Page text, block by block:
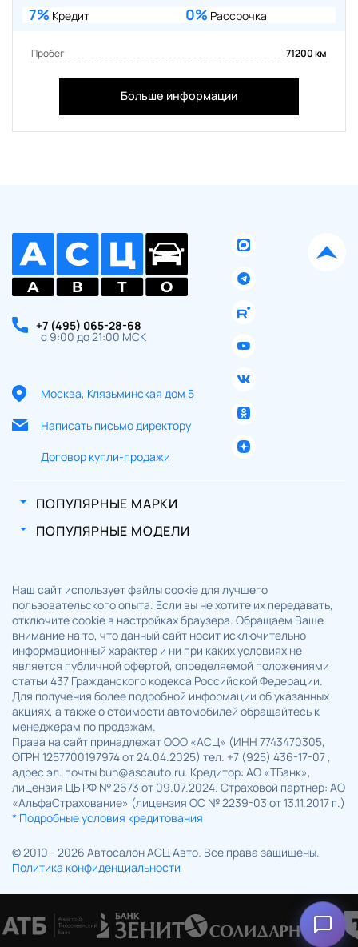
7% Кредит 0% Рассрочка
Пробег 71200 км
Больше информации
+7 (495) 065-28-68
с 9:00 до 21:00 МСК
Москва, Клязьминская дом 5
Написать письмо директору
Договор купли-продажи
ПОПУЛЯРНЫЕ МАРКИ
ПОПУЛЯРНЫЕ МОДЕЛИ
Наш сайт использует файлы cookie для лучшего
пользовательского опыта. Если вы не хотите их передавать,
отключите cookie в настройках браузера. Обращаем Ваше
внимание на то, что данный сайт носит исключительно
информационный характер и ни при каких условиях не
является публичной офертой, определяемой положениями
статьи 437 Гражданского кодекса Российской Федерации.
Для получения более подробной информации об указанных
акциях, а также о стоимости автомобилей обращайтесь к
менеджерам по продажам.
Права на сайт принадлежат ООО «АСЦ» (ИНН 7743470305,
ОГРН 1257700197974 от 24.04.2025) тел. +7 (925) 436-17-07 ,
адрес эл. почты buh@ascauto.ru. Кредитор: АО «ТБанк»,
лицензия ЦБ РФ № 2673 от 09.07.2024. Страховой партнер: АО
«АльфаСтрахование» (лицензия ОС № 2239-03 от 13.11.2017 г.)
* Подробные условия кредитования
© 2010 - 2026 Автосалон АСЦ Авто. Все права защищены.
Политика конфиденциальности